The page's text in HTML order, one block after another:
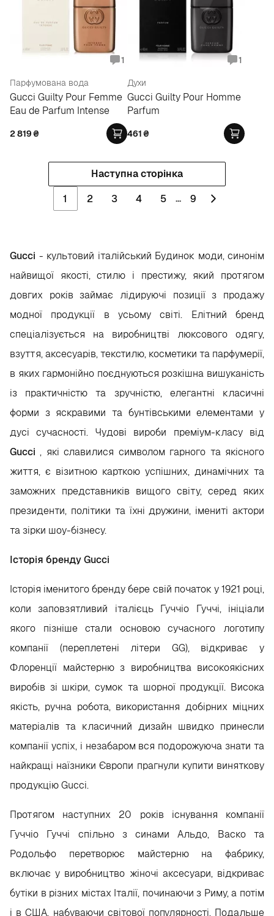
1
Парфумована вода
Gucci Guilty Pour Femme
Eau de Parfum Intense
2 819₴
1
Духи
Gucci Guilty Pour Homme
Parfum
461₴
Наступна сторінка
1
2 3 4 5 ... 9
Gucci - культовий італійський Будинок моди, синонім
найвищої якості, стилю і престижу, який протягом
довгих років займає лідируючі позиції з продажу
модної продукції в усьому світі. Елітний бренд
спеціалізується на виробництві люксового одягу,
взуття, аксесуарів, текстилю, косметики та парфумерії,
в яких гармонійно поєднуються розкішна вишуканість
із практичністю та зручністю, елегантні класичні
форми з яскравими та бунтівськими елементами у
дусі сучасності. Чудові вироби преміум-класу від
Gucci , які славилися символом гарного та якісного
життя, є візитною карткою успішних, динамічних та
заможних представників вищого світу, серед яких
президенти, політики та їхні дружини, імениті актори
та зірки шоу-бізнесу.
Історія бренду Gucci
Історія іменитого бренду бере свій початок у 1921 році,
коли заповзятливий італієць Гуччіо Гуччі, ініціали
якого пізніше стали основою сучасного логотипу
компанії (переплетені літери GG), відкриває у
Флоренції майстерню з виробництва високоякісних
виробів зі шкіри, сумок та шорної продукції. Висока
якість, ручна робота, використання добірних міцних
матеріалів та класичний дизайн швидко принесли
компанії успіх, і незабаром вся подорожуюча знати та
найкращі наїзники Європи прагнули купити виняткову
продукцію Gucci.
Протягом наступних 20 років існування компанії
Гуччіо Гуччі спільно з синами Альдо, Васко та
Родольфо перетворює майстерню на фабрику,
включає у виробництво жіночі аксесуари, відкриває
бутіки в різних містах Італії, починаючи з Риму, а потім
і в США, набуваючи світової популярності. Подальше